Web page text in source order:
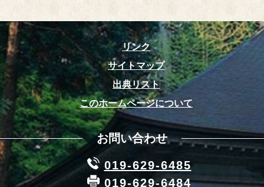
リンク
サイトマップ
出典リスト
このホームページについて
お問い合わせ
019-629-6485
019-629-6484